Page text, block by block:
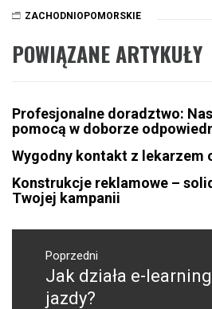
ZACHODNIOPOMORSKIE
POWIĄZANE ARTYKUŁY
Profesjonalne doradztwo:
pomocą w doborze
Wygodny kontakt z lekarzem
Konstrukcje reklamowe –
Twojej kampanii
Nawigacja
wpisuPoprzedni
Poprzedni
wpis:
Jak działa e-
jazdy?